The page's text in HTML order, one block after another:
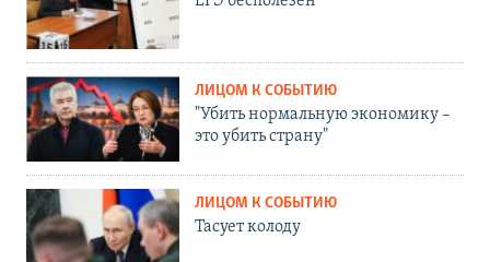
ЛИЦОМ К СОБЫТИЮ
"Убить нормальную экономику –
это убить страну"
ЛИЦОМ К СОБЫТИЮ
Тасует колоду